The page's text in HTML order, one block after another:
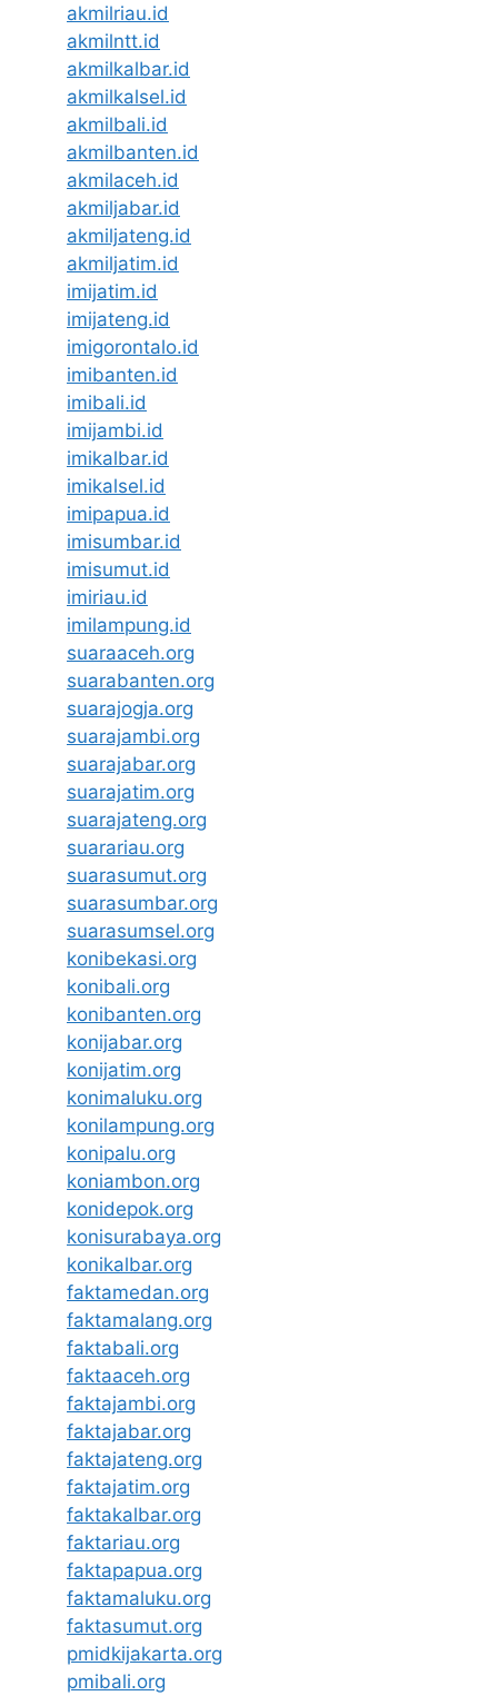
akmilriau.id
akmilntt.id
akmilkalbar.id
akmilkalsel.id
akmilbali.id
akmilbanten.id
akmilaceh.id
akmiljabar.id
akmiljateng.id
akmiljatim.id
imijatim.id
imijateng.id
imigorontalo.id
imibanten.id
imibali.id
imijambi.id
imikalbar.id
imikalsel.id
imipapua.id
imisumbar.id
imisumut.id
imiriau.id
imilampung.id
suaraaceh.org
suarabanten.org
suarajogja.org
suarajambi.org
suarajabar.org
suarajatim.org
suarajateng.org
suarariau.org
suarasumut.org
suarasumbar.org
suarasumsel.org
konibekasi.org
konibali.org
konibanten.org
konijabar.org
konijatim.org
konimaluku.org
konilampung.org
konipalu.org
koniambon.org
konidepok.org
konisurabaya.org
konikalbar.org
faktamedan.org
faktamalang.org
faktabali.org
faktaaceh.org
faktajambi.org
faktajabar.org
faktajateng.org
faktajatim.org
faktakalbar.org
faktariau.org
faktapapua.org
faktamaluku.org
faktasumut.org
pmidkijakarta.org
pmibali.org